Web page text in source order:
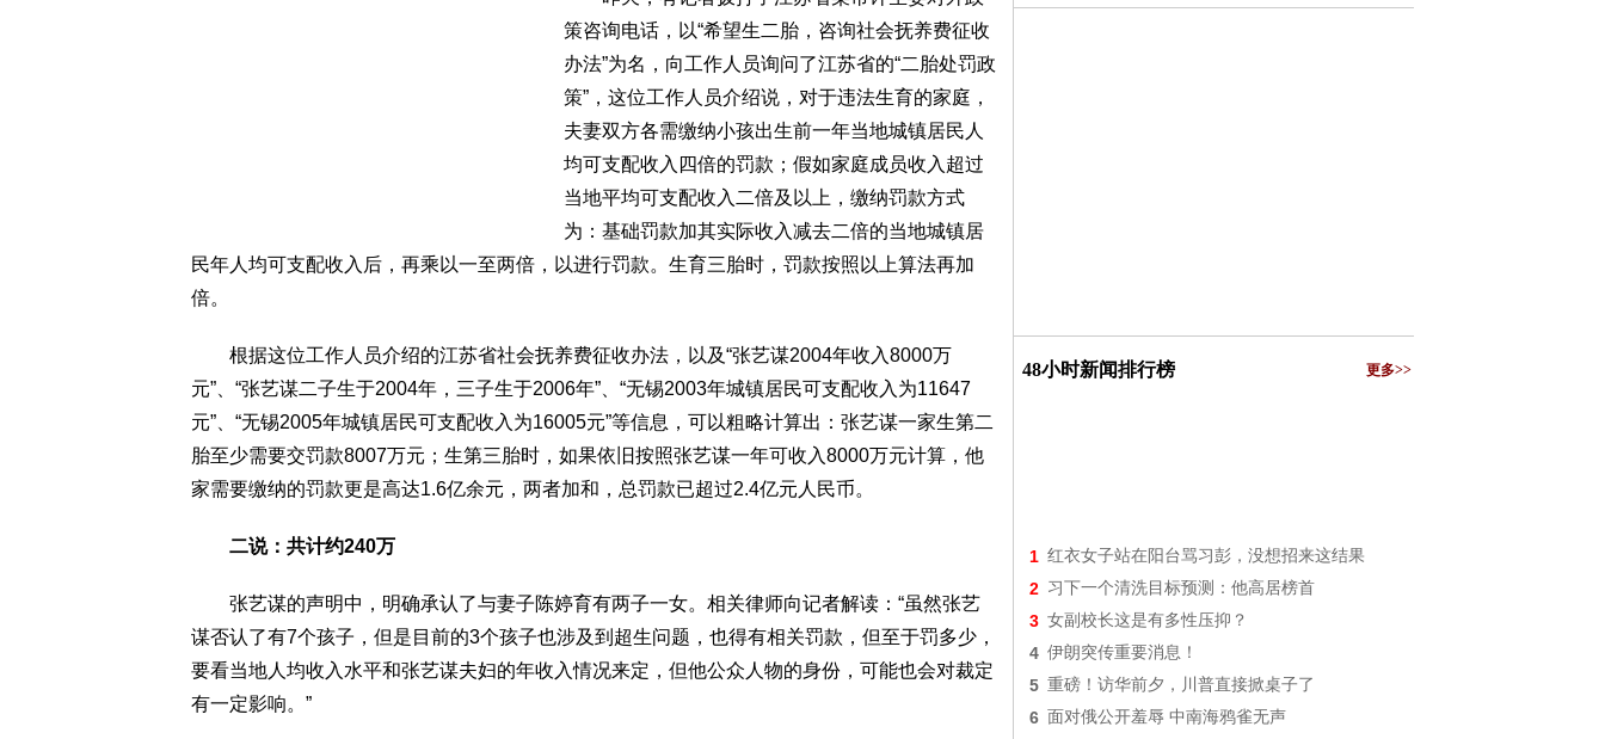
策咨询电话，以“希望生二胎，咨询社会抚养费征收
办法”为名，向工作人员询问了江苏省的“二胎处罚政
策”，这位工作人员介绍说，对于违法生育的家庭，
夫妻双方各需缴纳小孩出生前一年当地城镇居民人
均可支配收入四倍的罚款；假如家庭成员收入超过
当地平均可支配收入二倍及以上，缴纳罚款方式
为：基础罚款加其实际收入减去二倍的当地城镇居
民年人均可支配收入后，再乘以一至两倍，以进行罚款。生育三胎时，罚款按照以上算法再加
倍。
根据这位工作人员介绍的江苏省社会抚养费征收办法，以及“张艺谋2004年收入8000万
元”、“张艺谋二子生于2004年，三子生于2006年”、“无锡2003年城镇居民可支配收入为11647
元”、“无锡2005年城镇居民可支配收入为16005元”等信息，可以粗略计算出：张艺谋一家生第二
胎至少需要交罚款8007万元；生第三胎时，如果依旧按照张艺谋一年可收入8000万元计算，他
家需要缴纳的罚款更是高达1.6亿余元，两者加和，总罚款已超过2.4亿元人民币。
二说：共计约240万
张艺谋的声明中，明确承认了与妻子陈婷育有两子一女。相关律师向记者解读：“虽然张艺
谋否认了有7个孩子，但是目前的3个孩子也涉及到超生问题，也得有相关罚款，但至于罚多少，
要看当地人均收入水平和张艺谋夫妇的年收入情况来定，但他公众人物的身份，可能也会对裁定
有一定影响。”
48小时新闻排行榜 更多>>
1 红衣女子站在阳台骂习彭，没想招来这结果
2 习下一个清洗目标预测：他高居榜首
3 女副校长这是有多性压抑？
4 伊朗突传重要消息！
5 重磅！访华前夕，川普直接掀桌子了
6 面对俄公开羞辱 中南海鸦雀无声